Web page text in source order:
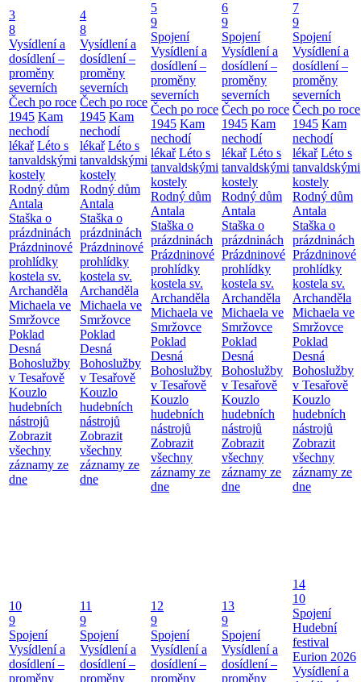
3
8
Vysídlení a
dosídlení –
proměny
severních
Čech po roce
1945 Kam
nechodí
lékař Léto s
tanvaldskými
kostely
Rodný dům
Antala
Staška o
prázdninách
Prázdninové
prohlídky
kostela sv.
Archanděla
Michaela ve
Smržovce
Poklad
Desná
Bohoslužby
v Tesařově
Kouzlo
hudebních
nástrojů
Zobrazit
všechny
záznamy ze
dne
4
8
Vysídlení a
dosídlení –
proměny
severních
Čech po roce
1945 Kam
nechodí
lékař Léto s
tanvaldskými
kostely
Rodný dům
Antala
Staška o
prázdninách
Prázdninové
prohlídky
kostela sv.
Archanděla
Michaela ve
Smržovce
Poklad
Desná
Bohoslužby
v Tesařově
Kouzlo
hudebních
nástrojů
Zobrazit
všechny
záznamy ze
dne
5
9
Spojení
Vysídlení a
dosídlení –
proměny
severních
Čech po roce
1945 Kam
nechodí
lékař Léto s
tanvaldskými
kostely
Rodný dům
Antala
Staška o
prázdninách
Prázdninové
prohlídky
kostela sv.
Archanděla
Michaela ve
Smržovce
Poklad
Desná
Bohoslužby
v Tesařově
Kouzlo
hudebních
nástrojů
Zobrazit
všechny
záznamy ze
dne
6
9
Spojení
Vysídlení a
dosídlení –
proměny
severních
Čech po roce
1945 Kam
nechodí
lékař Léto s
tanvaldskými
kostely
Rodný dům
Antala
Staška o
prázdninách
Prázdninové
prohlídky
kostela sv.
Archanděla
Michaela ve
Smržovce
Poklad
Desná
Bohoslužby
v Tesařově
Kouzlo
hudebních
nástrojů
Zobrazit
všechny
záznamy ze
dne
7
9
Spojení
Vysídlení a
dosídlení –
proměny
severních
Čech po roce
1945 Kam
nechodí
lékař Léto s
tanvaldskými
kostely
Rodný dům
Antala
Staška o
prázdninách
Prázdninové
prohlídky
kostela sv.
Archanděla
Michaela ve
Smržovce
Poklad
Desná
Bohoslužby
v Tesařově
Kouzlo
hudebních
nástrojů
Zobrazit
všechny
záznamy ze
dne
10
9
Spojení
Vysídlení a
dosídlení –
proměny
11
9
Spojení
Vysídlení a
dosídlení –
proměny
12
9
Spojení
Vysídlení a
dosídlení –
proměny
13
9
Spojení
Vysídlení a
dosídlení –
proměny
14
10
Spojení
Hudební
festival
Eurion 2026
Vysídlení a